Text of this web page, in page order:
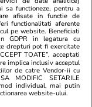
a
Unica.ro
Nu și ei! S-au
căsnicie! Cei doi
secret. Nimeni
motiv al
sa functioneze, pentru a
afisate in functie de
functionalitati aferente
pe website. Beneficiati
GDPR in legatura cu
drepturi pot fi exercitate
TOATE”, acceptati
implica inclusiv acceptul
de catre Vendor-ii cu
MODIFIC SETARILE
individual, mai putin
website-ului.